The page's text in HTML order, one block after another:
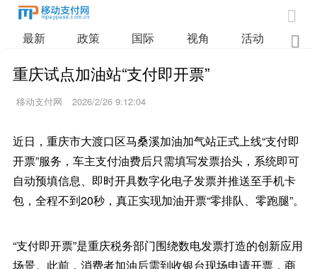

最新 政策 国际 视角 活动 业

重庆试点加油站“支付即开票”
移动支付网 2026/2/26 9:12:04
近日，重庆市大渡口区马桑溪加油加气站正式上线“支付即
开票”服务，车主支付油费后只需填写发票抬头，系统即可
自动预填信息、即时开具数字化电子发票并推送至手机卡
包，全程不到20秒，真正实现加油开票“零排队、零跑腿”。
“支付即开票”是重庆税务部门围绕数电发票打造的创新应用
场景。此前，消费者加油后需到收银台现场申请开票，商